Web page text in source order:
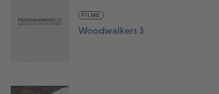
FILME
Woodwalkers 3